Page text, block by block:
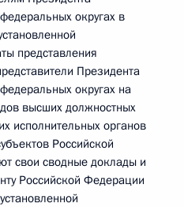
округах в
представления
Президента
округах на
высших должностных
исполнительных органов
Российской
свои сводные доклады и
Российской Федерации